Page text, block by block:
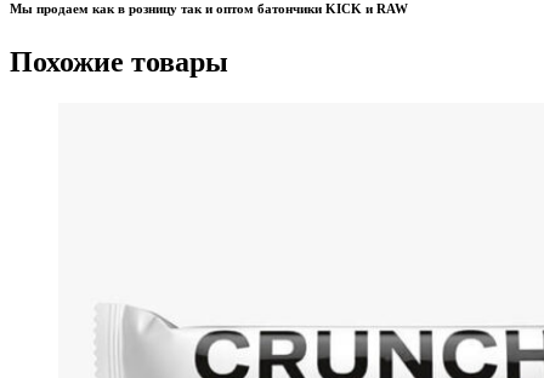
Мы продаем как в розницу так и оптом батончики KICK и RAW
Похожие товары